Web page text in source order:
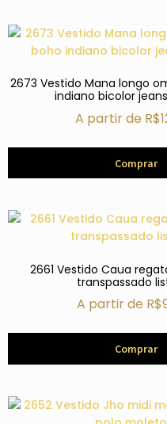
2673 Vestido Mana longo
indiano bicolor
A partir de R$
Comprar
2661 Vestido Caua
transpassado
A partir de R$
Comprar